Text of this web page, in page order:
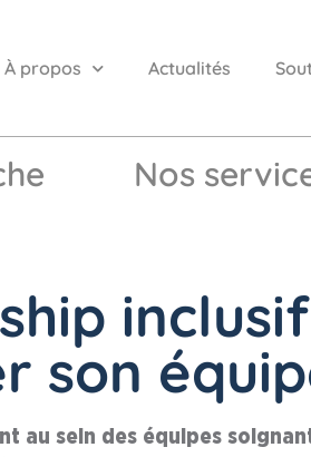
À propos Actualités
Nos
son
au sein des équipes